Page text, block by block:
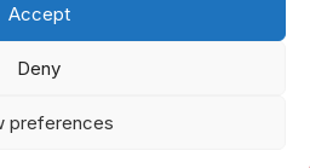
Accept
Deny
preferences
Yksityisyys & evästeet
/ Santa’s Pets- Napapiiri –